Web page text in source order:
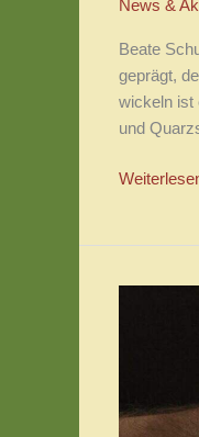
News &
Beate
geprägt,
wickeln ist
und
Bea